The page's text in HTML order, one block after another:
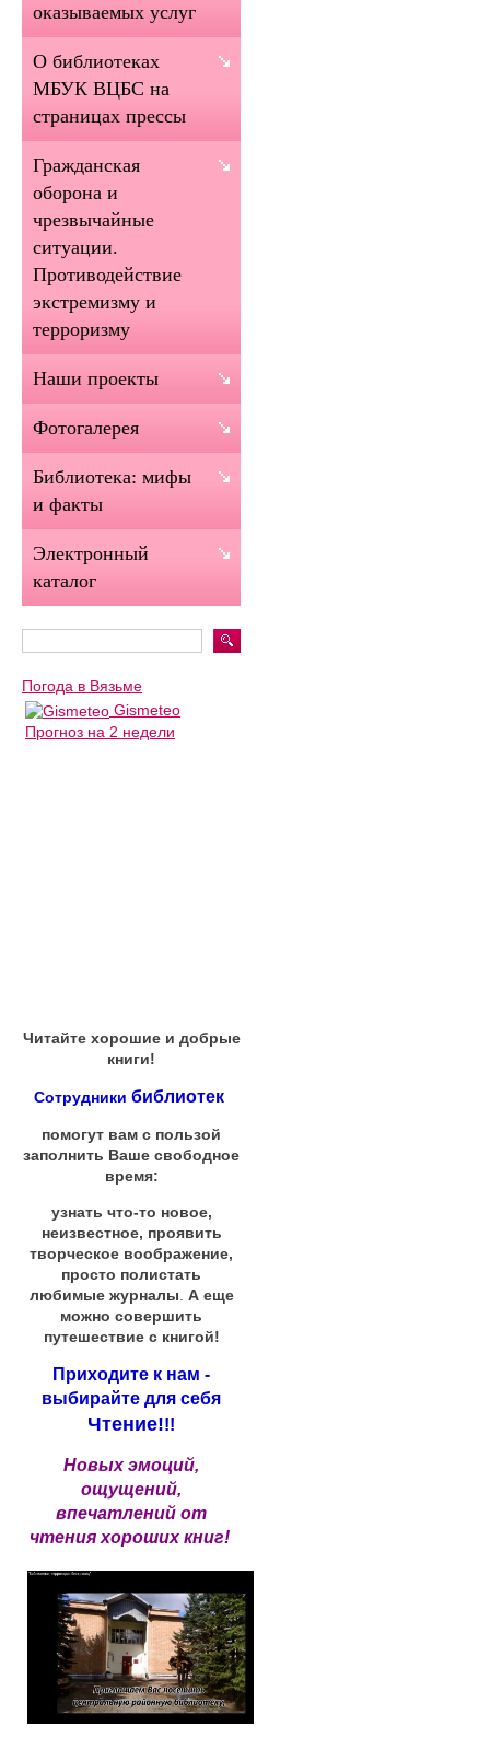
оказываемых услуг
О библиотеках
МБУК ВЦБС на
страницах прессы
Гражданская
оборона и
чрезвычайные
ситуации.
Противодействие
экстремизму и
терроризму
Наши проекты
Фотогалерея
Библиотека: мифы
и факты
Электронный
каталог
Погода в Вязьме
Gismeteo
Прогноз на 2 недели
Читайте хорошие и добрые
книги!
Сотрудники библиотек
помогут вам с пользой
заполнить Ваше свободное
время:
узнать что-то новое,
неизвестное, проявить
творческое воображение,
просто полистать
любимые журналы А еще
можно совершить
путешествие с книгой!
Приходите к нам -
выбирайте для себя
Чтение!!!
Новых эмоций,
ощущений,
впечатлений от
чтения хороших книг!